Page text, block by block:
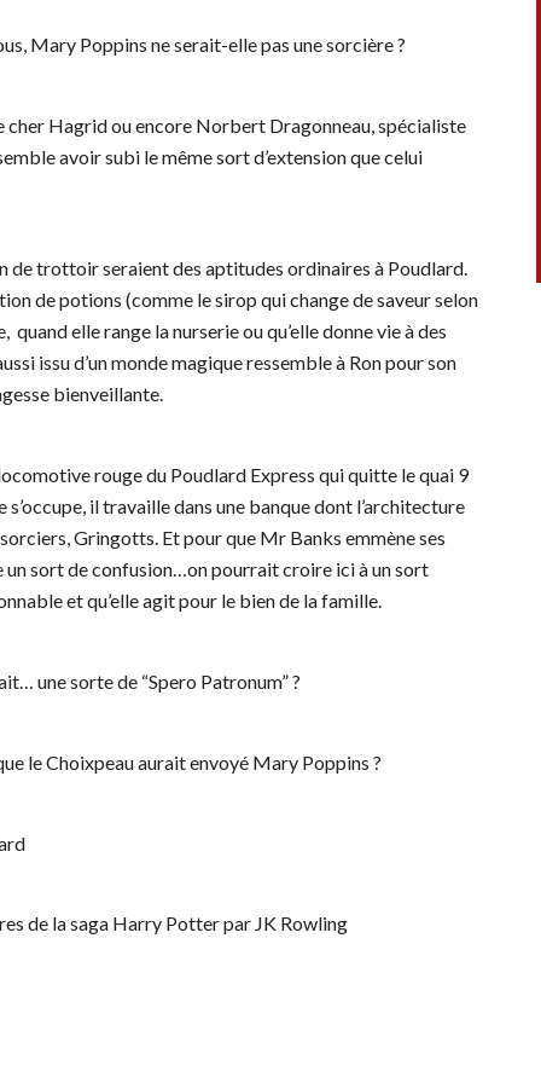
Mary Poppins ne serait-elle pas une sorcière ?
cher Hagrid ou encore Norbert Dragonneau, spécialiste
avoir subi le même sort d’extension que celui
de trottoir seraient des aptitudes ordinaires à Poudlard.
de potions (comme le sirop qui change de saveur selon
elle range la nurserie ou qu’elle donne vie à des
issu d’un monde magique ressemble à Ron pour son
bienveillante.
rouge du Poudlard Express qui quitte le quai 9
il travaille dans une banque dont l’architecture
Gringotts. Et pour que Mr Banks emmène ses
sort de confusion…on pourrait croire ici à un sort
et qu’elle agit pour le bien de la famille.
une sorte de “Spero Patronum” ?
le Choixpeau aurait envoyé Mary Poppins ?
de la saga Harry Potter par JK Rowling